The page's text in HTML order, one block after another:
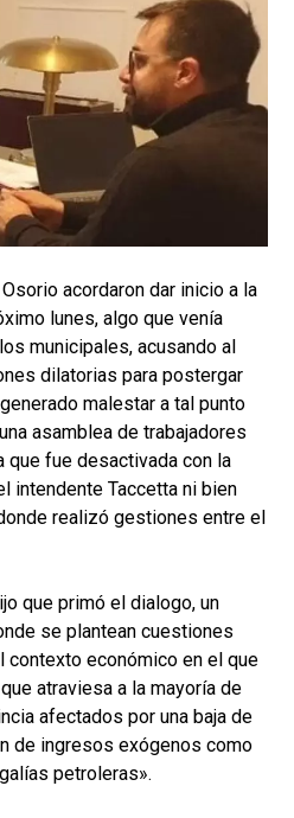
acordaron dar inicio a la
lunes, algo que venía
municipales, acusando al
dilatorias para postergar
malestar a tal punto
asamblea de trabajadores
que fue desactivada con la
intendente Taccetta ni bien
realizó gestiones entre el
que primó el dialogo, un
se plantean cuestiones
contexto económico en el que
atraviesa a la mayoría de
afectados por una baja de
de ingresos exógenos como
petroleras».